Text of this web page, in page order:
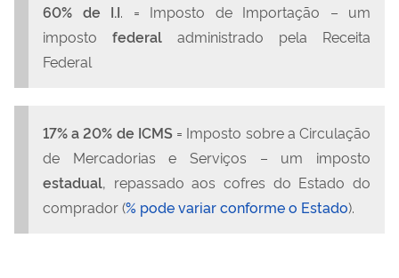
60% de I.I. = Imposto de Importação – um
imposto federal administrado pela Receita
Federal
17% a 20% de ICMS= Imposto sobre a Circulação
de Mercadorias e Serviços – um imposto
estadual, repassado aos cofres do Estado do
comprador (% pode variar conforme o Estado).